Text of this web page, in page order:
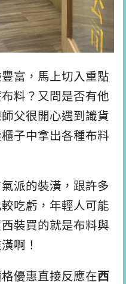
富，馬上切入重點
料？又問是否有他
父很開心遇到識貨
子中拿出各種布料
派的裝潢，跟許多
吃虧，年輕人可能
裝買的就是布料與
啊！
優惠直接反應在西